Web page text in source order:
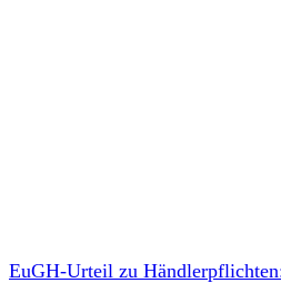
EuGH-Urteil zu